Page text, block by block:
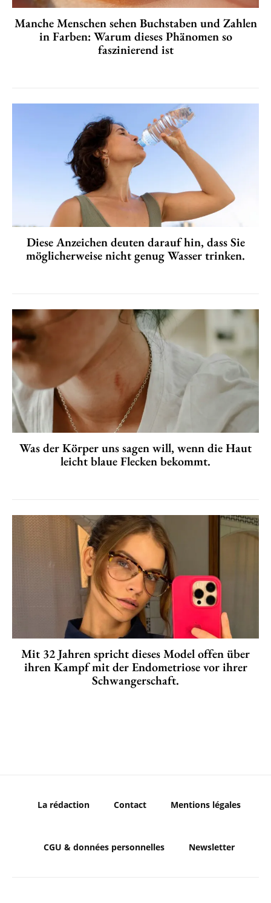
Manche Menschen sehen Buchstaben und Zahlen
in Farben: Warum dieses Phänomen so
faszinierend ist
Diese Anzeichen deuten darauf hin, dass Sie
möglicherweise nicht genug Wasser trinken.
Was der Körper uns sagen will, wenn die Haut
leicht blaue Flecken bekommt.
Mit 32 Jahren spricht dieses Model offen über
ihren Kampf mit der Endometriose vor ihrer
Schwangerschaft.
La rédaction Contact Mentions légales
CGU & données personnelles Newsletter